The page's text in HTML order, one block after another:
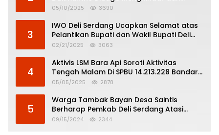
Pertanggungjawaban Politik
05/10/2025 3690
3
IWO Deli Serdang Ucapkan Selamat atas
Pelantikan Bupati dan Wakil Bupati Deli
Serdang
02/21/2025 3063
4
Aktivis LSM Bara Api Soroti Aktivitas
Tengah Malam Di SPBU 14.213.228 Bandar
Tinggi
05/05/2025 2878
5
Warga Tambak Bayan Desa Saintis
Berharap Pemkab Deli Serdang Atasi
Banjir
09/15/2024 2344